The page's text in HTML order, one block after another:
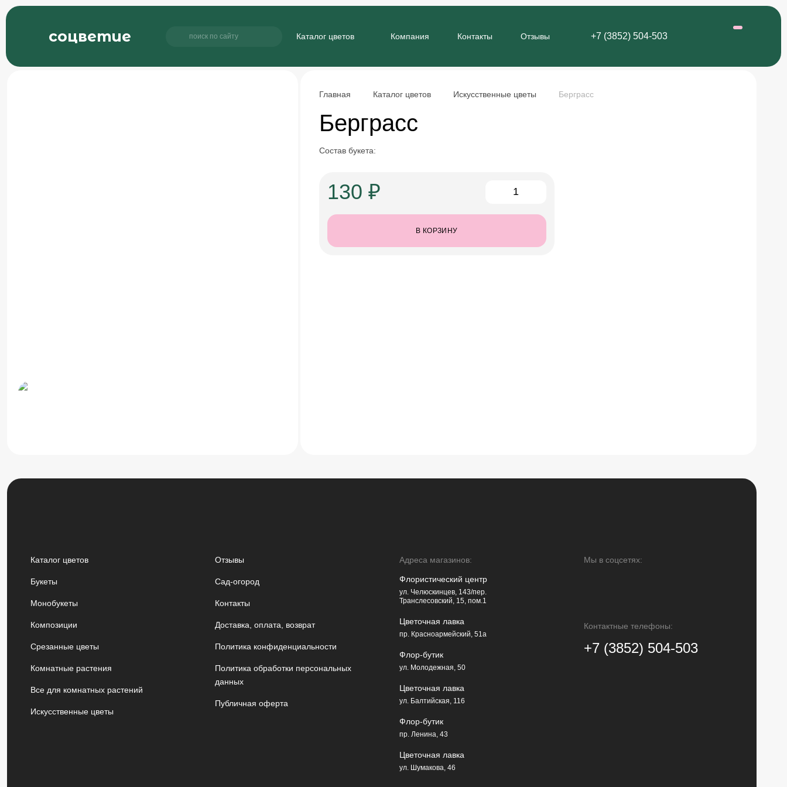
соцветие Каталог цветов Компания Контакты Отзывы +7 (3852) 504-503
Главная Каталог цветов Искусственные цветы Берграсс
Берграсс
Состав букета:
130 ₽
В КОРЗИНУ
Каталог цветов
Букеты
Монобукеты
Композиции
Срезанные цветы
Комнатные растения
Все для комнатных растений
Искусственные цветы
Отзывы
Сад-огород
Контакты
Доставка, оплата, возврат
Политика конфиденциальности
Политика обработки персональных
данных
Публичная оферта
Адреса магазинов:
Флористический центр
ул. Челюскинцев, 143/пер.
Транслесовский, 15, пом.1
Цветочная лавка
пр. Красноармейский, 51а
Флор-бутик
ул. Молодежная, 50
Цветочная лавка
ул. Балтийская, 116
Флор-бутик
пр. Ленина, 43
Цветочная лавка
ул. Шумакова, 46
Мы в соцсетях:
Контактные телефоны:
+7 (3852) 504-503